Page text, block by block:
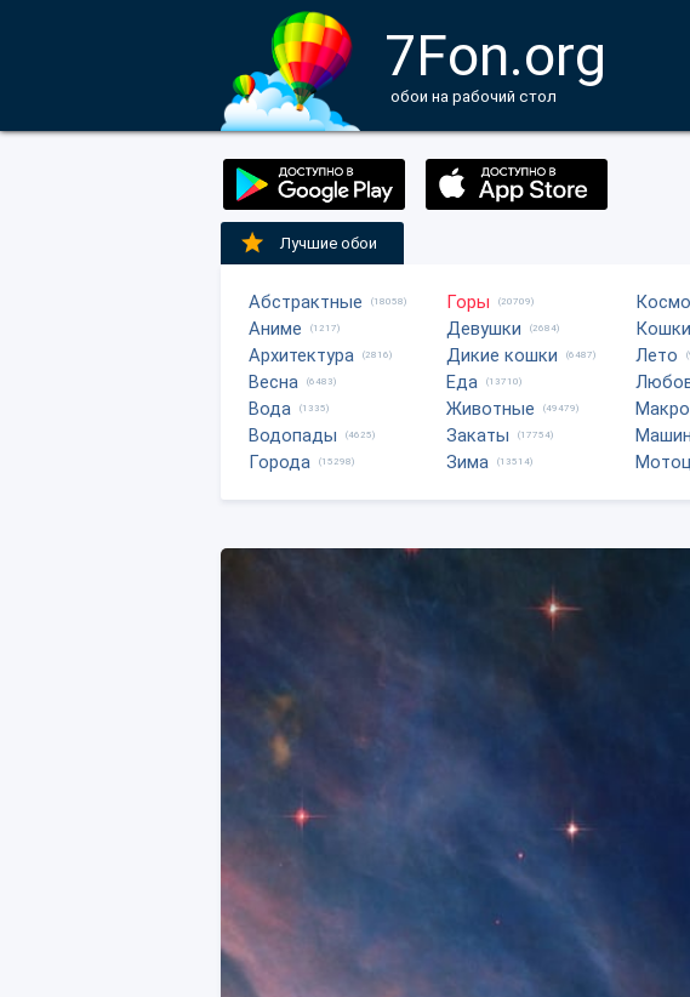
7Fon.org
обои на рабочий стол
Лучшие обои
Абстрактные (18058)
Аниме (1217)
Архитектура (2816)
Весна (6483)
Вода (1335)
Водопады (4625)
Города (15298)
Горы (20709)
Девушки (2684)
Дикие кошки (6487)
Еда (13710)
Животные (49479)
Закаты (17754)
Зима (13514)
Кошки
Лето
Макро